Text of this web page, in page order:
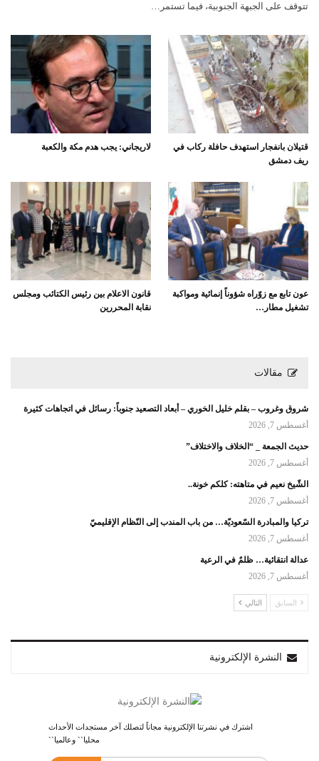
تتوقف على الجبهة الجنوبية، فيما تستمر…
قتيلان بانفجار استهدف حافلة ركاب في
ريف دمشق
لاريجاني: يجب هدم مكة والكعبة
عون تابع مع زوّراه شؤوناً إنمائية ومواكبة
تشغيل مطار…
قانون الاعلام بين رئيس الكتائب ومجلس
نقابة المحررين
مقالات
شروق وغروب – بقلم خليل الخوري – أبعاد التصعيد جنوباً: رسائل في اتجاهات كثيرة
أغسطس 7, 2026
حديث الجمعة _ “الخلاف والاختلاف”
أغسطس 7, 2026
الشّيخ نعيم في متاهته: كلكم خونة..
أغسطس 7, 2026
تركيا والمبادرة السّعوديّة… من باب المندب إلى النّظام الإقليميّ
أغسطس 7, 2026
عدالة انتقائية… ظلمٌ في الرعية
أغسطس 7, 2026
السابق التالي
النشرة الإلكترونية
اشترك في نشرتنا الإلكترونية مجاناً لتصلك آخر مستجدات الأحداث
محليا`` وعالميا``